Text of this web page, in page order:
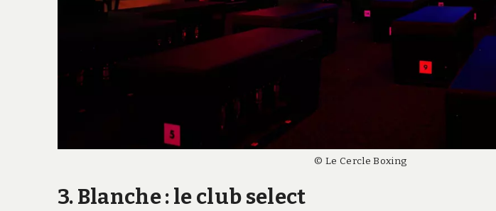
© Le Cercle Boxing
3. Blanche : le club select